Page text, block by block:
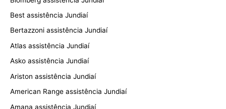
Best assistência Jundiaí
Bertazzoni assistência Jundiaí
Atlas assistência Jundiaí
Asko assistência Jundiaí
Ariston assistência Jundiaí
American Range assistência Jundiaí
Amana assistência Jundiaí